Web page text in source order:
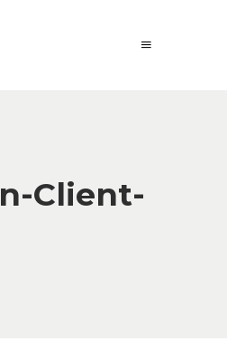
Client-